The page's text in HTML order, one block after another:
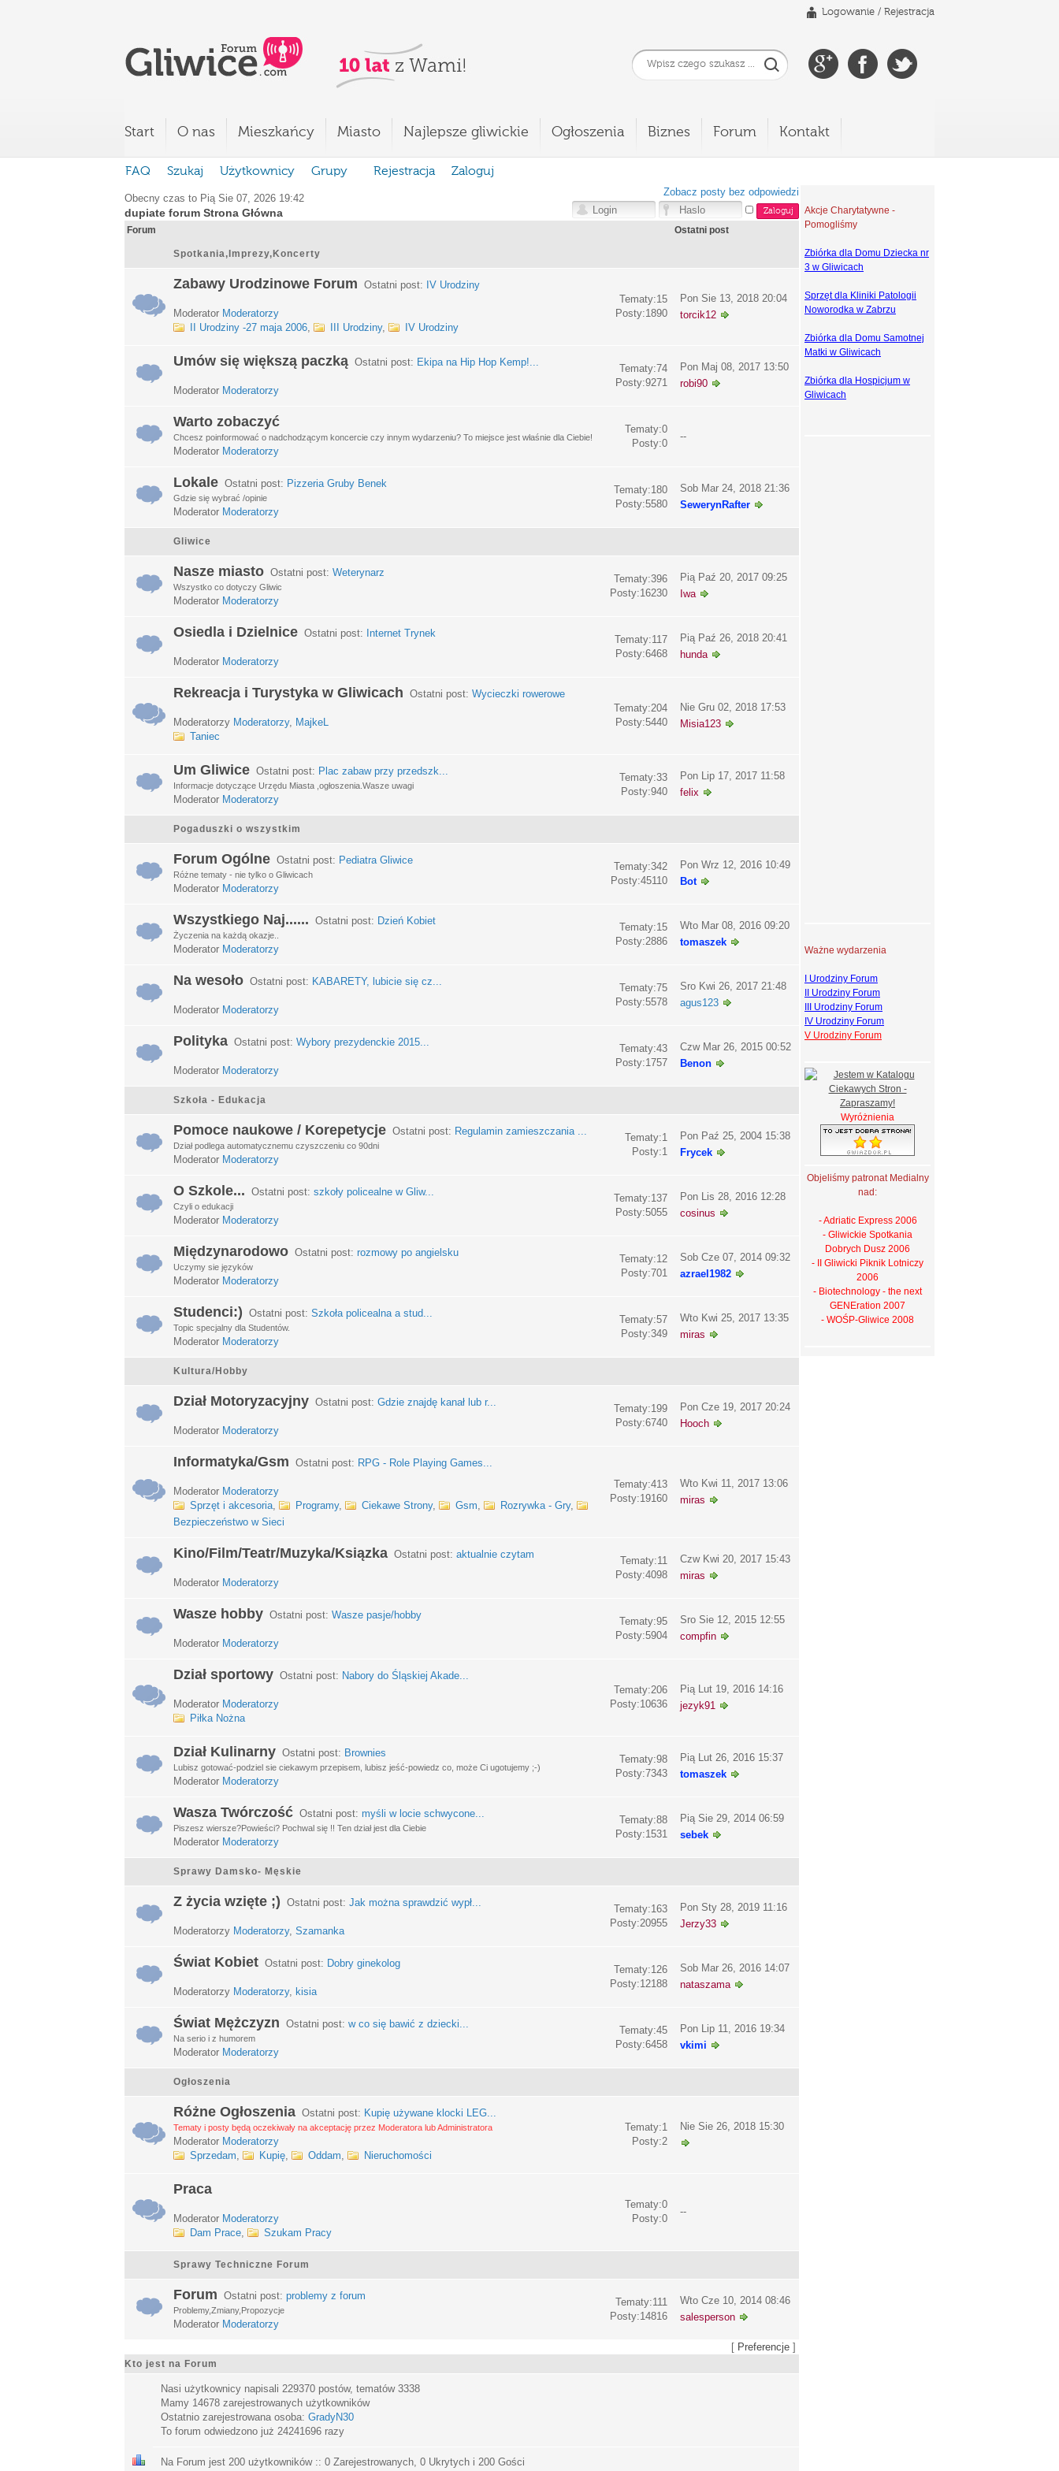
Logowanie / Rejestracja
Start O nas Mieszkańcy Miasto Najlepsze gliwickie Ogłoszenia Biznes Forum Kontakt
FAQ Szukaj Użytkownicy Grupy Rejestracja Zaloguj
Obecny czas to Pią Sie 07, 2026 19:42
dupiate forum Strona Główna
Zobacz posty bez odpowiedzi
Forum Ostatni post
Spotkania,Imprezy,Koncerty
Zabawy Urodzinowe Forum Ostatni post: IV Urodziny
Moderator Moderatorzy
II Urodziny -27 maja 2006, III Urodziny, IV Urodziny
Tematy:15
Posty:1890
Pon Sie 13, 2018 20:04
torcik12
Umów się większą paczką Ostatni post: Ekipa na Hip Hop Kemp!...
Moderator Moderatorzy
Tematy:74
Posty:9271
Pon Maj 08, 2017 13:50
robi90
Warto zobaczyć
Chcesz poinformować o nadchodzącym koncercie czy innym wydarzeniu? To miejsce jest właśnie dla Ciebie!
Moderator Moderatorzy
Tematy:0
Posty:0
--
Lokale Ostatni post: Pizzeria Gruby Benek
Gdzie się wybrać /opinie
Moderator Moderatorzy
Tematy:180
Posty:5580
Sob Mar 24, 2018 21:36
SewerynRafter
Gliwice
Nasze miasto Ostatni post: Weterynarz
Wszystko co dotyczy Gliwic
Moderator Moderatorzy
Tematy:396
Posty:16230
Pią Paź 20, 2017 09:25
Iwa
Osiedla i Dzielnice Ostatni post: Internet Trynek
Moderator Moderatorzy
Tematy:117
Posty:6468
Pią Paź 26, 2018 20:41
hunda
Rekreacja i Turystyka w Gliwicach Ostatni post: Wycieczki rowerowe
Moderatorzy Moderatorzy, MajkeL
Taniec
Tematy:204
Posty:5440
Nie Gru 02, 2018 17:53
Misia123
Um Gliwice Ostatni post: Plac zabaw przy przedszk...
Informacje dotyczące Urzędu Miasta ,ogłoszenia.Wasze uwagi
Moderator Moderatorzy
Tematy:33
Posty:940
Pon Lip 17, 2017 11:58
felix
Pogaduszki o wszystkim
Forum Ogólne Ostatni post: Pediatra Gliwice
Różne tematy - nie tylko o Gliwicach
Moderator Moderatorzy
Tematy:342
Posty:45110
Pon Wrz 12, 2016 10:49
Bot
Wszystkiego Naj...... Ostatni post: Dzień Kobiet
Życzenia na każdą okazje..
Moderator Moderatorzy
Tematy:15
Posty:2886
Wto Mar 08, 2016 09:20
tomaszek
Na wesoło Ostatni post: KABARETY, lubicie się cz...
Moderator Moderatorzy
Tematy:75
Posty:5578
Sro Kwi 26, 2017 21:48
agus123
Polityka Ostatni post: Wybory prezydenckie 2015...
Moderator Moderatorzy
Tematy:43
Posty:1757
Czw Mar 26, 2015 00:52
Benon
Szkoła - Edukacja
Pomoce naukowe / Korepetycje Ostatni post: Regulamin zamieszczania ...
Dział podlega automatycznemu czyszczeniu co 90dni
Moderator Moderatorzy
Tematy:1
Posty:1
Pon Paź 25, 2004 15:38
Frycek
O Szkole... Ostatni post: szkoły policealne w Gliw...
Czyli o edukacji
Moderator Moderatorzy
Tematy:137
Posty:5055
Pon Lis 28, 2016 12:28
cosinus
Międzynarodowo Ostatni post: rozmowy po angielsku
Uczymy sie języków
Moderator Moderatorzy
Tematy:12
Posty:701
Sob Cze 07, 2014 09:32
azrael1982
Studenci:) Ostatni post: Szkoła policealna a stud...
Topic specjalny dla Studentów.
Moderator Moderatorzy
Tematy:57
Posty:349
Wto Kwi 25, 2017 13:35
miras
Kultura/Hobby
Dział Motoryzacyjny Ostatni post: Gdzie znajdę kanał lub r...
Moderator Moderatorzy
Tematy:199
Posty:6740
Pon Cze 19, 2017 20:24
Hooch
Informatyka/Gsm Ostatni post: RPG - Role Playing Games...
Moderator Moderatorzy
Sprzęt i akcesoria, Programy, Ciekawe Strony, Gsm, Rozrywka - Gry,
Bezpieczeństwo w Sieci
Tematy:413
Posty:19160
Wto Kwi 11, 2017 13:06
miras
Kino/Film/Teatr/Muzyka/Ksiązka Ostatni post: aktualnie czytam
Moderator Moderatorzy
Tematy:11
Posty:4098
Czw Kwi 20, 2017 15:43
miras
Wasze hobby Ostatni post: Wasze pasje/hobby
Moderator Moderatorzy
Tematy:95
Posty:5904
Sro Sie 12, 2015 12:55
compfin
Dział sportowy Ostatni post: Nabory do Śląskiej Akade...
Moderator Moderatorzy
Piłka Nożna
Tematy:206
Posty:10636
Pią Lut 19, 2016 14:16
jezyk91
Dział Kulinarny Ostatni post: Brownies
Lubisz gotować-podziel sie ciekawym przepisem, lubisz jeść-powiedz co, może Ci ugotujemy ;-)
Moderator Moderatorzy
Tematy:98
Posty:7343
Pią Lut 26, 2016 15:37
tomaszek
Wasza Twórczość Ostatni post: myśli w locie schwycone...
Piszesz wiersze?Powieści? Pochwal się !! Ten dział jest dla Ciebie
Moderator Moderatorzy
Tematy:88
Posty:1531
Pią Sie 29, 2014 06:59
sebek
Sprawy Damsko- Męskie
Z życia wzięte ;) Ostatni post: Jak można sprawdzić wypł...
Moderatorzy Moderatorzy, Szamanka
Tematy:163
Posty:20955
Pon Sty 28, 2019 11:16
Jerzy33
Świat Kobiet Ostatni post: Dobry ginekolog
Moderatorzy Moderatorzy, kisia
Tematy:126
Posty:12188
Sob Mar 26, 2016 14:07
nataszama
Świat Mężczyzn Ostatni post: w co się bawić z dziecki...
Na serio i z humorem
Moderator Moderatorzy
Tematy:45
Posty:6458
Pon Lip 11, 2016 19:34
vkimi
Ogłoszenia
Różne Ogłoszenia Ostatni post: Kupię używane klocki LEG...
Tematy i posty będą oczekiwały na akceptację przez Moderatora lub Administratora
Moderator Moderatorzy
Sprzedam, Kupię, Oddam, Nieruchomości
Tematy:1
Posty:2
Nie Sie 26, 2018 15:30
Praca
Moderator Moderatorzy
Dam Prace, Szukam Pracy
Tematy:0
Posty:0
--
Sprawy Techniczne Forum
Forum Ostatni post: problemy z forum
Problemy,Zmiany,Propozycje
Moderator Moderatorzy
Tematy:111
Posty:14816
Wto Cze 10, 2014 08:46
salesperson
[ Preferencje ]
Kto jest na Forum
Nasi użytkownicy napisali 229370 postów, tematów 3338
Mamy 14678 zarejestrowanych użytkowników
Ostatnio zarejestrowana osoba: GradyN30
To forum odwiedzono już 24241696 razy
Na Forum jest 200 użytkowników :: 0 Zarejestrowanych, 0 Ukrytych i 200 Gości
Akcje Charytatywne -
Pomogliśmy
Zbiórka dla Domu Dziecka nr
3 w Gliwicach
Sprzęt dla Kliniki Patologii
Noworodka w Zabrzu
Zbiórka dla Domu Samotnej
Matki w Gliwicach
Zbiórka dla Hospicjum w
Gliwicach
Ważne wydarzenia
I Urodziny Forum
II Urodziny Forum
III Urodziny Forum
IV Urodziny Forum
V Urodziny Forum
Wyróżnienia
Objeliśmy patronat Medialny
nad:
- Adriatic Express 2006
- Gliwickie Spotkania
Dobrych Dusz 2006
- II Gliwicki Piknik Lotniczy
2006
- Biotechnology - the next
GENEration 2007
- WOŚP-Gliwice 2008